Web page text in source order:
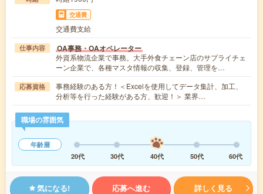
交通費
交通費支給
仕事内容 OA事務・OAオペレーター
外資系物流企業で事務。大手外食チェーン店のサプライチェ
ーン企業で、各種マスタ情報の収集、登録、管理を…
応募資格
事務経験のある方！＜Excelを使用してデータ集計、加工、
分析等を行った経験がある方、歓迎！＞ 業界…
職場の雰囲気
年齢層
20代
30代 40代 50代 60代
気になる! 応募へ進む 詳しく見る